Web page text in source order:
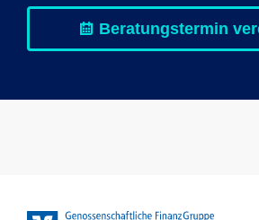
Beratungstermin